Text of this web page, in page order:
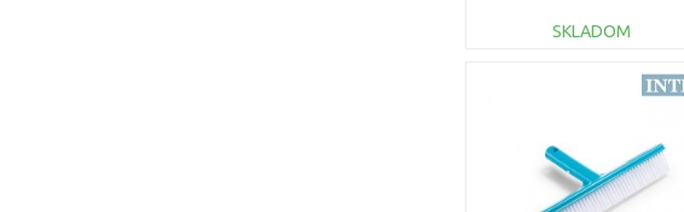
SKLADOM
DO KOŠÍKA